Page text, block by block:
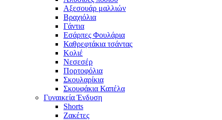
Αξεσουάρ μαλλιών
Βραχιόλια
Γάντια
Εσάρπες Φουλάρια
Καθρεφτάκια τσάντας
Κολιέ
Νεσεσέρ
Πορτοφόλια
Σκουλαρίκια
Σκουφάκια Καπέλα
Γυναικεία Ένδυση
Shorts
Ζακέτες